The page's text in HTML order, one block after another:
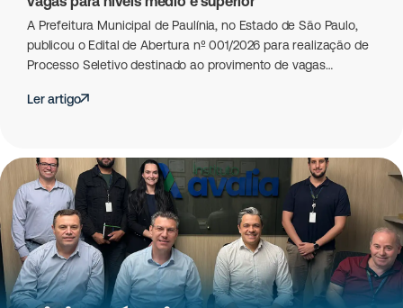
A Prefeitura Municipal de Paulínia, no Estado de São Paulo,
publicou o Edital de Abertura nº 001/2026 para realização de
Processo Seletivo destinado ao provimento de vagas…
Ler artigo